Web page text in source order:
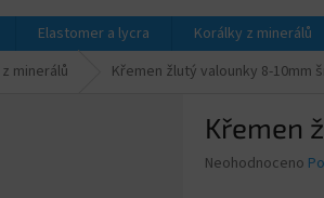
Elastomer a lycra Korálky z minerálů
minerálů Křemen žlutý valounky 8-10mm
Křemen
Průměrné
Neohodnoceno